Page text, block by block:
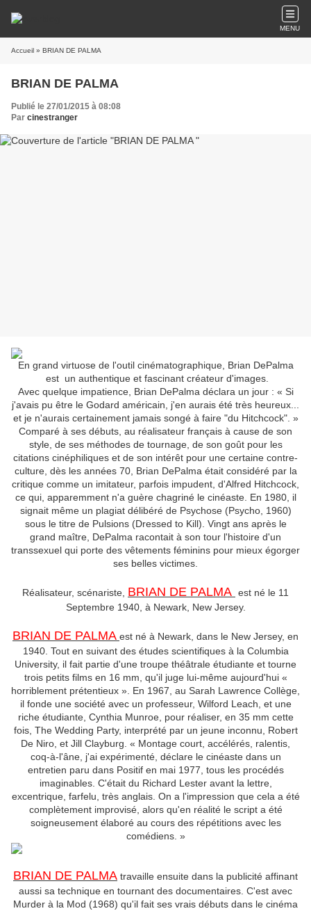
MENU
Accueil » BRIAN DE PALMA
BRIAN DE PALMA
Publié le 27/01/2015 à 08:08
Par cinestranger
En grand virtuose de l'outil cinématographique, Brian DePalma
est un authentique et fascinant créateur d'images.
Avec quelque impatience, Brian DePalma déclara un jour : « Si
j'avais pu être le Godard américain, j'en aurais été très heureux...
et je n'aurais certainement jamais songé à faire "du Hitchcock". »
Comparé à ses débuts, au réalisateur français à cause de son
style, de ses méthodes de tournage, de son goût pour les
citations cinéphiliques et de son intérêt pour une certaine contre-
culture, dès les années 70, Brian DePalma était considéré par la
critique comme un imitateur, parfois impudent, d'Alfred Hitchcock,
ce qui, apparemment n'a guère chagriné le cinéaste. En 1980, il
signait même un plagiat délibéré de Psychose (Psycho, 1960)
sous le titre de Pulsions (Dressed to Kill). Vingt ans après le
grand maître, DePalma racontait à son tour l'histoire d'un
transsexuel qui porte des vêtements féminins pour mieux égorger
ses belles victimes.
Réalisateur, scénariste, BRIAN DE PALMA est né le 11
Septembre 1940, à Newark, New Jersey.
BRIAN DE PALMA est né à Newark, dans le New Jersey, en
1940. Tout en suivant des études scientifiques à la Columbia
University, il fait partie d'une troupe théâtrale étudiante et tourne
trois petits films en 16 mm, qu'il juge lui-même aujourd'hui «
horriblement prétentieux ». En 1967, au Sarah Lawrence Collège,
il fonde une société avec un professeur, Wilford Leach, et une
riche étudiante, Cynthia Munroe, pour réaliser, en 35 mm cette
fois, The Wedding Party, interprété par un jeune inconnu, Robert
De Niro, et Jill Clayburg. « Montage court, accélérés, ralentis,
coq-à-l'âne, j'ai expérimenté, déclare le cinéaste dans un
entretien paru dans Positif en mai 1977, tous les procédés
imaginables. C'était du Richard Lester avant la lettre,
excentrique, farfelu, très anglais. On a l'impression que cela a été
complètement improvisé, alors qu'en réalité le script a été
soigneusement élaboré au cours des répétitions avec les
comédiens. »
BRIAN DE PALMA travaille ensuite dans la publicité affinant
aussi sa technique en tournant des documentaires. C'est avec
Murder à la Mod (1968) qu'il fait ses vrais débuts dans le cinéma